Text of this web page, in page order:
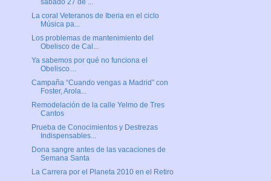
sábado 27 de ...
La coral Veteranos de Iberia en el ciclo
Música pa...
Los problemas de mantenimiento del
Obelisco de Cal...
Ya sabemos por qué no funciona el
Obelisco…
Campaña “Cuando vengas a Madrid” con
Foster, Arola...
Remodelación de la calle Yelmo de Tres
Cantos
Prueba de Conocimientos y Destrezas
Indispensables...
Dona sangre antes de las vacaciones de
Semana Santa
La Carrera por el Planeta 2010 en el Retiro